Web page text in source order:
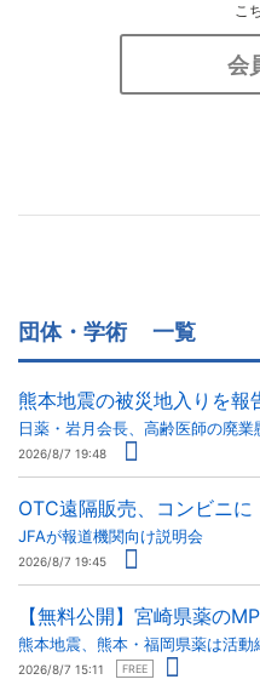
こ
会
団体・学術 一覧
熊本地震の被災地入りを報
日薬・岩月会長、高齢医師の廃業
2026/8/7 19:48
OTC遠隔販売、コンビニに
JFAが報道機関向け説明会
2026/8/7 19:45
【無料公開】宮崎県薬の
熊本地震、熊本・福岡県薬は活動
2026/8/7 15:11 FREE